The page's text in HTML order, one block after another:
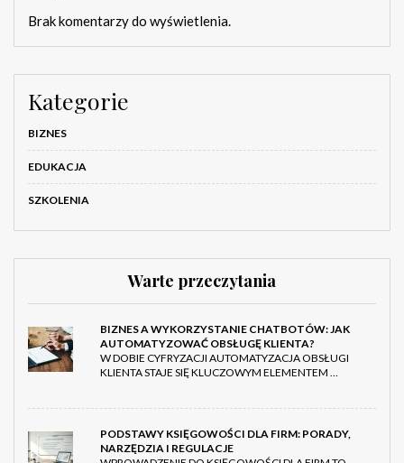
Brak komentarzy do wyświetlenia.
Kategorie
BIZNES
EDUKACJA
SZKOLENIA
Warte przeczytania
BIZNES A WYKORZYSTANIE CHATBOTÓW: JAK
AUTOMATYZOWAĆ OBSŁUGĘ KLIENTA?
W DOBIE CYFRYZACJI AUTOMATYZACJA OBSŁUGI
KLIENTA STAJE SIĘ KLUCZOWYM ELEMENTEM …
PODSTAWY KSIĘGOWOŚCI DLA FIRM: PORADY,
NARZĘDZIA I REGULACJE